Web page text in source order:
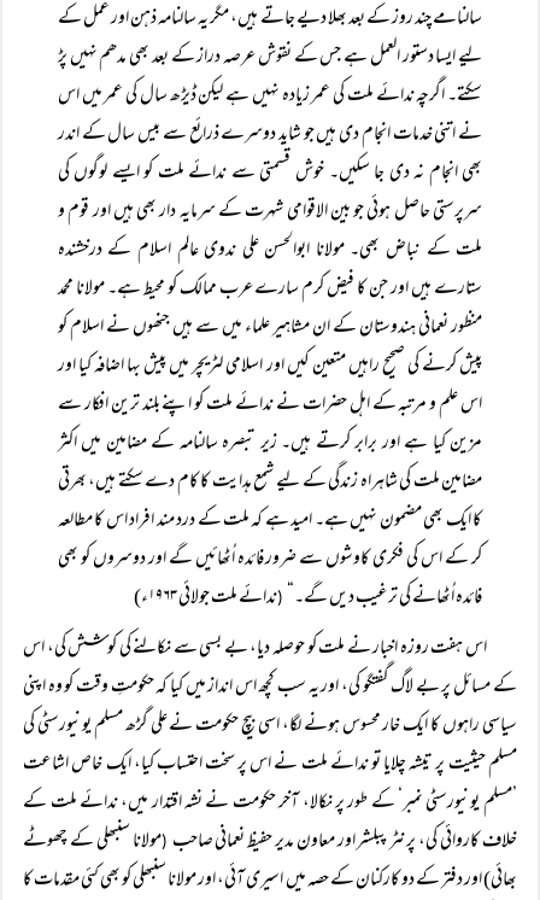
سالنامے چند روز کے بعد بھلا دیے جاتے ہیں، مگر یہ سالنامہ ذہن اور عمل کے
لیے ایسا دستور العمل ہے جس کے نقوش عرصہ دراز کے بعد بھی مدھم نہیں پڑ
سکتے۔ اگرچہ ندائے ملت کی عمر زیادہ نہیں ہے لیکن ڈیڑھ سال کی عمر میں اس
نے اتنی خدمات انجام دی ہیں جو شاید دوسرے ذرائع سے بیس سال کے اندر
بھی انجام نہ دی جا سکیں۔ خوش قسمتی سے ندائے ملت کو ایسے لوگوں کی
سرپرستی حاصل ہوئی جو بین الاقوامی شہرت کے سرمایہ دار بھی ہیں اور قوم و
ملت کے نباض بھی۔ مولانا ابوالحسن علی ندوی عالم اسلام کے درخشندہ
ستارے ہیں اور جن کا فیض کرم سارے عرب ممالک کو محیط ہے۔ مولانا محمد
منظور نعمانی ہندوستان کے ان مشاہیر علماء میں سے ہیں جنھوں نے اسلام کو
پیش کرنے کی صحیح راہیں متعین کیں اور اسلامی لٹریچر میں پیش بہا اضافہ کیا اور
اس علم و مرتبہ کے اہل حضرات نے ندائے ملت کو اپنے بلند ترین افکار سے
مزین کیا ہے اور برابر کرتے ہیں۔ زیر تبصرہ سالنامہ کے مضامین میں اکثر
مضامین ملت کی شاہراہ زندگی کے لیے شمع ہدایت کا کام دے سکتے ہیں، بھرتی
کا ایک بھی مضمون نہیں ہے۔ امید ہے کہ ملت کے درد مند افراد اس کا مطالعہ
کر کے اس کی فکری کاوشوں سے ضرور فائدہ اُٹھائیں گے اور دوسروں کو بھی
فائدہ اُٹھانے کی ترغیب دیں گے۔“ (ندائے ملت جولائی ۱۹۶۳ء)
اس ہفت روزہ اخبار نے ملت کو حوصلہ دیا، بے بسی سے نکالنے کی کوشش کی، اس
کے مسائل پر بے لاگ گفتگو کی، اور یہ سب کچھ اس انداز میں کیا کہ حکومتِ وقت کو وہ اپنی
سیاسی راہوں کا ایک خار محسوس ہونے لگا، اسی بیچ حکومت نے علی گڑھ مسلم یونیورسٹی کی
مسلم حیثیت پر تیشہ چلایا تو ندائے ملت نے اس پر سخت احتساب کیا، ایک خاص اشاعت
’مسلم یونیورسٹی نمبر‘ کے طور پر نکالا، آخر حکومت نے نشہ اقتدار میں، ندائے ملت کے
خلاف کاروائی کی، پرنٹر پبلشر اور معاون مدیر حفیظ نعمانی صاحب (مولانا سنبھلی کے چھوٹے
بھائی) اور دفتر کے دو کارکنان کے حصہ میں اسیری آئی، اور مولانا سنبھلی کو بھی کئی مقدمات کا